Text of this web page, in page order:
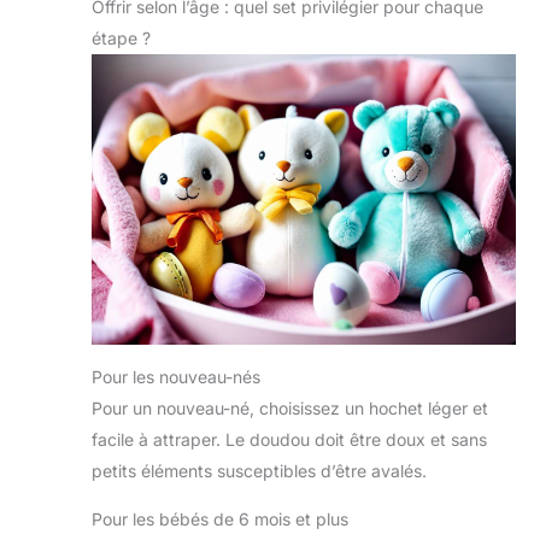
naissance.
aux quatre coins, donnant
approprié pour favoriser
le développement de la
motricité globale et fine.
Le set arrive dans un coffret cadeau qui ne nécessite
aucun emballage. Le choix idéal pour naissances,
baby showers, baptêmes ou visites au nouveau-né,
pour fille et garçon. INTERBABY, PLUS DE 30 ANS DE
FABRICATION EN ESPAGNE: La couverture et le
doudou sont fabriqués en Espagne et se lavent en
machine. Interbaby est une marque espagnole
spécialisée en puériculture avec plus de 30 ans
d'expérience.
Offrir selon l’âge : quel set privilégier pour chaque
étape ?
Pour les nouveau-nés
Pour un nouveau-né, choisissez un hochet léger et
facile à attraper. Le doudou doit être doux et sans
petits éléments susceptibles d’être avalés.
Pour les bébés de 6 mois et plus